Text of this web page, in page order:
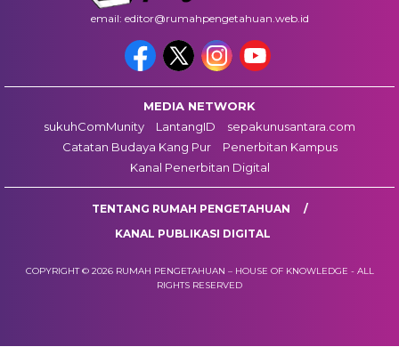
email: editor@rumahpengetahuan.web.id
MEDIA NETWORK
sukuhComMunity
LantangID
sepakunusantara.com
Catatan Budaya Kang Pur
Penerbitan Kampus
Kanal Penerbitan Digital
TENTANG RUMAH PENGETAHUAN
KANAL PUBLIKASI DIGITAL
COPYRIGHT © 2026 RUMAH PENGETAHUAN – HOUSE OF KNOWLEDGE - ALL
RIGHTS RESERVED